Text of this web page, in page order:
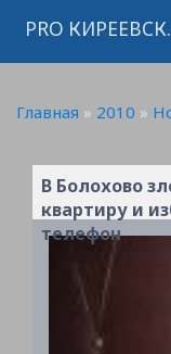
PRO
Главная » 2010 »
В Болохово
квартиру и
телефон